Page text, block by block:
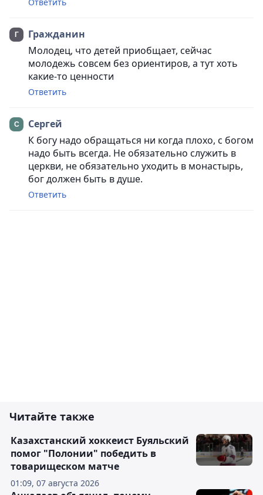
Гражданин
Молодец, что детей приобщает, сейчас
молодежь совсем без ориентиров, а тут хоть
какие-то ценности
Ответить
Сергей
К богу надо обращаться ни когда плохо, с богом
надо быть всегда. Не обязательно служить в
церкви, не обязательно уходить в монастырь,
бог должен быть в душе.
Ответить
Читайте также
01:09, 07 августа 2026
Казахстанский хоккеист Буяльский
помог "Полонии" победить в
товарищеском матче